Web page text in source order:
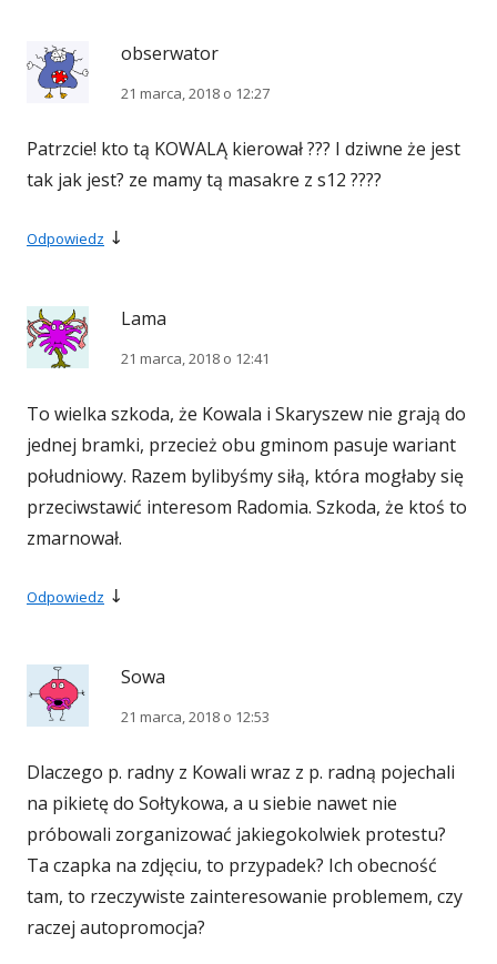
obserwator
21 marca, 2018 o 12:27
Patrzcie! kto tą KOWALĄ kierował ??? I dziwne że jest
tak jak jest? ze mamy tą masakre z s12 ????
Odpowiedz ↓
Lama
21 marca, 2018 o 12:41
To wielka szkoda, że Kowala i Skaryszew nie grają do
jednej bramki, przecież obu gminom pasuje wariant
południowy. Razem bylibyśmy siłą, która mogłaby się
przeciwstawić interesom Radomia. Szkoda, że ktoś to
zmarnował.
Odpowiedz ↓
Sowa
21 marca, 2018 o 12:53
Dlaczego p. radny z Kowali wraz z p. radną pojechali
na pikietę do Sołtykowa, a u siebie nawet nie
próbowali zorganizować jakiegokolwiek protestu?
Ta czapka na zdjęciu, to przypadek? Ich obecność
tam, to rzeczywiste zainteresowanie problemem, czy
raczej autopromocja?